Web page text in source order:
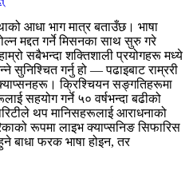
आधा भाग मात्र बताउँछ। भाषा
मद्दत गर्ने मिसनका साथ सुरु गरे
सबैभन्दा शक्तिशाली प्रयोगहरू मध्ये
सुनिश्चित गर्नु हो — पढाइबाट राम्ररी
क्रिश्चियन सङ्गतिहरूमा
सहयोग गर्ने ५० वर्षभन्दा बढीको
थप मानिसहरूलाई आराधनाको
रूपमा लाइभ क्याप्सनिङ सिफारिस
बाधा फरक भाषा होइन, तर